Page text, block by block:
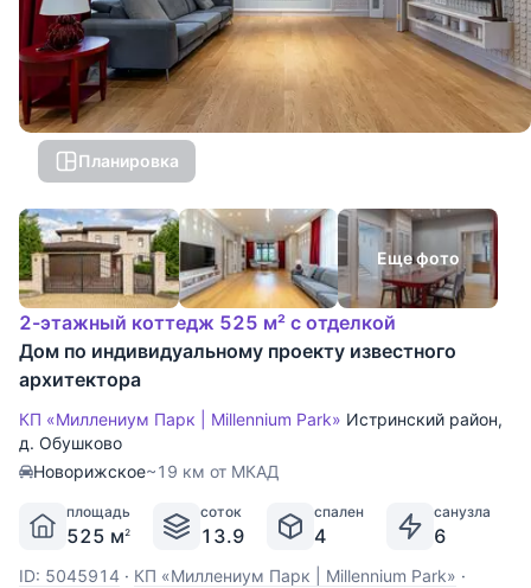
Планировка
Еще фото
2-этажный коттедж 525 м² с отделкой
Дом по индивидуальному проекту известного
архитектора
КП «Миллениум Парк | Millennium Park» Истринский район,
д. Обушково
Новорижское~19 км от МКАД
площадь
525 м2
соток
13.9
спален
4
санузла
6
ID: 5045914 · КП «Миллениум Парк | Millennium Park» ·